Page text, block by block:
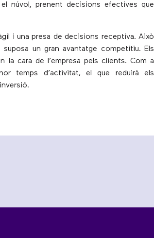
núvol, prenent decisions efectives que
i una presa de decisions receptiva. Això
un gran avantatge competitiu. Els
cara de l’empresa pels clients. Com a
temps d’activitat, el que reduirà els